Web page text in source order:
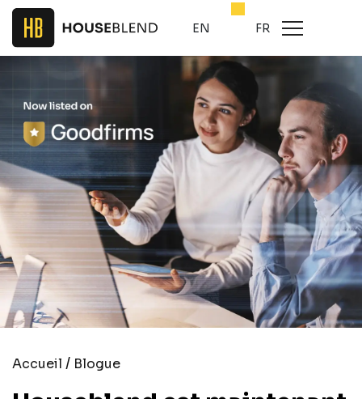
EN FR
Accueil / Blogue